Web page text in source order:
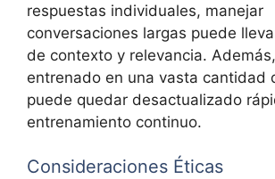
respuestas individuales, manejar
conversaciones largas puede
de contexto y relevancia.
entrenado en una vasta cantidad
puede quedar desactualizado
entrenamiento continuo.
Consideraciones Éticas